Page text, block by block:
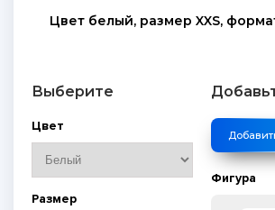
Цвет белый, размер XXS,
Выберите
Цвет
Размер
Фигура